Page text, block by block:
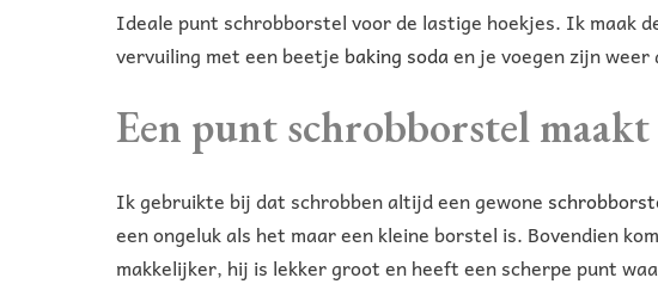
Ideale punt schrobborstel voor de lastige hoekjes. Ik maak
vervuiling met een beetje baking sodaen je voegen zijn
Een punt schrobborstel
Ik gebruikte bij dat schrobben altijd een gewone
een ongeluk als het maar een kleine borstel is. Bovendien
makkelijker, hij is lekker groot en heeft een scherpe punt